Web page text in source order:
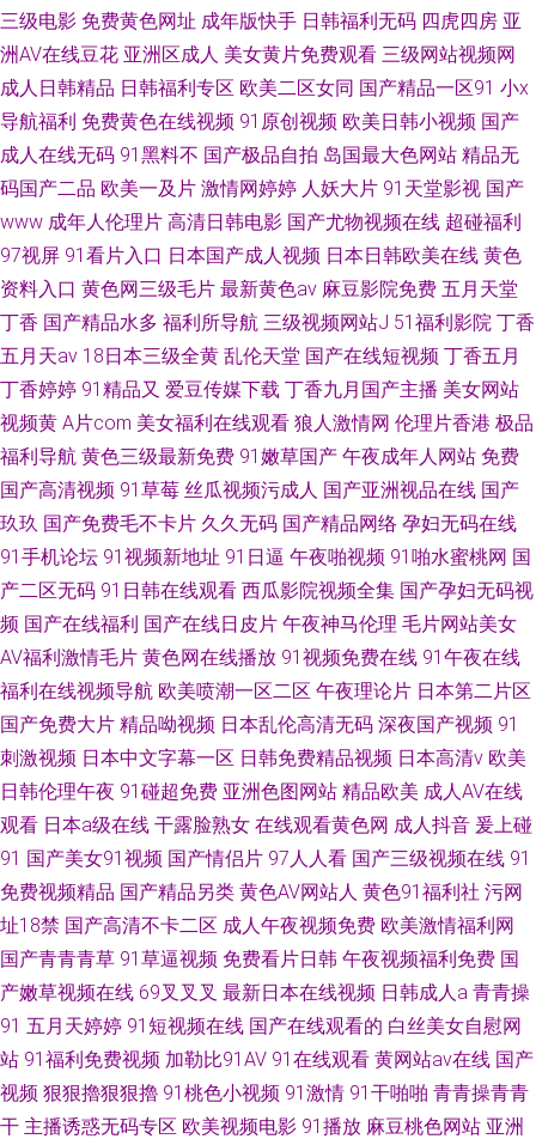
三级电影 免费黄色网址 成年版快手 日韩福利无码 四虎四房 亚
洲AV在线豆花 亚洲区成人 美女黄片免费观看 三级网站视频网
成人日韩精品 日韩福利专区 欧美二区女同 国产精品一区91 小x
导航福利 免费黄色在线视频 91原创视频 欧美日韩小视频 国产
成人在线无码 91黑料不 国产极品自拍 岛国最大色网站 精品无
码国产二品 欧美一及片 激情网婷婷 人妖大片 91天堂影视 国产
www 成年人伦理片 高清日韩电影 国产尤物视频在线 超碰福利
97视屏 91看片入口 日本国产成人视频 日本日韩欧美在线 黄色
资料入口 黄色网三级毛片 最新黄色av 麻豆影院免费 五月天堂
丁香 国产精品水多 福利所导航 三级视频网站J 51福利影院 丁香
五月天av 18日本三级全黄 乱伦天堂 国产在线短视频 丁香五月
丁香婷婷 91精品又 爱豆传媒下载 丁香九月国产主播 美女网站
视频黄 A片com 美女福利在线观看 狼人激情网 伦理片香港 极品
福利导航 黄色三级最新免费 91嫩草国产 午夜成年人网站 免费
国产高清视频 91草莓 丝瓜视频污成人 国产亚洲视品在线 国产
玖玖 国产免费毛不卡片 久久无码 国产精品网络 孕妇无码在线
91手机论坛 91视频新地址 91日逼 午夜啪视频 91啪水蜜桃网 国
产二区无码 91日韩在线观看 西瓜影院视频全集 国产孕妇无码视
频 国产在线福利 国产在线日皮片 午夜神马伦理 毛片网站美女
AV福利激情毛片 黄色网在线播放 91视频免费在线 91午夜在线
福利在线视频导航 欧美喷潮一区二区 午夜理论片 日本第二片区
国产免费大片 精品呦视频 日本乱伦高清无码 深夜国产视频 91
刺激视频 日本中文字幕一区 日韩免费精品视频 日本高清v 欧美
日韩伦理午夜 91碰超免费 亚洲色图网站 精品欧美 成人AV在线
观看 日本a级在线 干露脸熟女 在线观看黄色网 成人抖音 爰上碰
91 国产美女91视频 国产情侣片 97人人看 国产三级视频在线 91
免费视频精品 国产精品另类 黄色AV网站人 黄色91福利社 污网
址18禁 国产高清不卡二区 成人午夜视频免费 欧美激情福利网
国产青青青草 91草逼视频 免费看片日韩 午夜视频福利免费 国
产嫩草视频在线 69叉叉叉 最新日本在线视频 日韩成人a 青青操
91 五月天婷婷 91短视频在线 国产在线观看的 白丝美女自慰网
站 91福利免费视频 加勒比91AV 91在线观看 黄网站av在线 国产
视频 狠狠擼狠狠擼 91桃色小视频 91激情 91干啪啪 青青操青青
干 主播诱惑无码专区 欧美视频电影 91播放 麻豆桃色网站 亚洲